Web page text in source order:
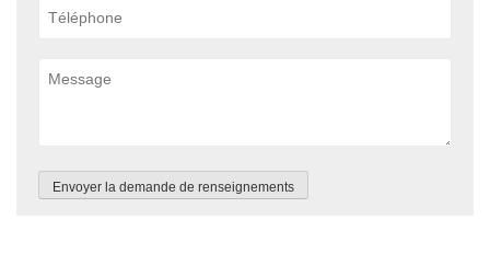
Envoyer la demande de renseignements